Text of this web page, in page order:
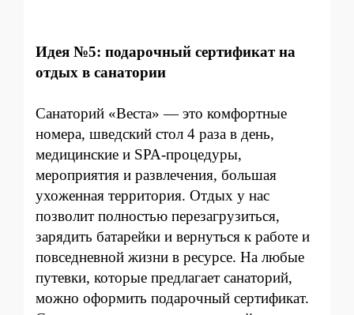
Идея №5: подарочный сертификат на
отдых в санатории
Санаторий «Веста» — это комфортные
номера, шведский стол 4 раза в день,
медицинские и SPA-процедуры,
мероприятия и развлечения, большая
ухоженная территория. Отдых у нас
позволит полностью перезагрузиться,
зарядить батарейки и вернуться к работе и
повседневной жизни в ресурсе. На любые
путевки, которые предлагает санаторий,
можно оформить подарочный сертификат.